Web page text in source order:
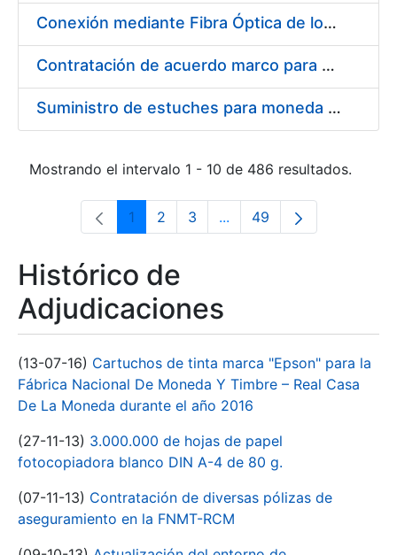
Conexión mediante Fibra Óptica de los Centros de Proceso de Datos (CPDs) de las sedes de la FNMT-RCM de Burgos y Madrid
Contratación de acuerdo marco para el Suministro de Material de Electricidad para la Fábrica Nacional de Moneda y Timbre-Real Casa de la Moneda en su centro de trabajo de Burgos
Suministro de estuches para moneda de 30 €
Mostrando el intervalo 1 - 10 de 486 resultados.
Página
1 Página
2 Página
3 ...Páginas intermedias Use
Página
49
Histórico de
Adjudicaciones
(13-07-16) Cartuchos de tinta marca "Epson" para la
Fábrica Nacional De Moneda Y Timbre – Real Casa
De La Moneda durante el año 2016
(27-11-13) 3.000.000 de hojas de papel
fotocopiadora blanco DIN A-4 de 80 g.
(07-11-13) Contratación de diversas pólizas de
aseguramiento en la FNMT-RCM